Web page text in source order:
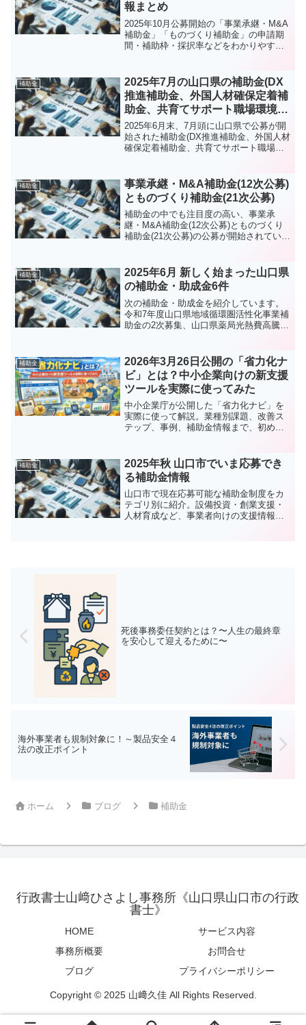
報まとめ
2025年10月公募開始の「事業承継・M&A
補助金」「ものづくり補助金」の申請期
間・補助枠・採択率などをわかりやすく
補助金
2025年7月の山口県の補助金(DX
推進補助金、外国人材確保定着補
助金、共育てサポート職場環境づ
くりサービス創造補助金)
2025年6月末、7月頭に山口県で公募が開
始された補助金(DX推進補助金、外国人材
確保定着補助金、共育てサポート職場環
るものがあれば、お気軽にお問合せくだ
さい。
補助金
事業承継・M&A補助金(12次公募)
とものづくり補助金(21次公募)
補助金の中でも注目度の高い、事業承
継・M&A補助金(12次公募)とものづくり
補助金(21次公募)の公募が開始されていま
す。
補助金
2025年6月 新しく始まった山口県
の補助金・助成金6件
次の補助金・助成金を紹介しています。
令和7年度山口県地域循環圏活性化事業補
助金の2次募集、山口県薬局光熱費高騰対
令和7年度やまぐち中小企業脱炭素化促進
支援事業 炭素生産性向上型補助金、戦
略的海外ビジネス推進助成金、山口県新
卒・第二新卒就職活動応援補助金。
補助金
2026年3月26日公開の「省力化ナ
ビ」とは？中小企業向けの新支援
ツールを実際に使ってみた
中小企業庁が公開した「省力化ナビ」を
実際に使って解説。業種別課題、改善ス
テップ、事例、補助金情報まで、初めて
補助金
2025年秋 山口市でいま応募でき
る補助金情報
山口市で現在応募可能な補助金制度をカ
テゴリ別に紹介。設備投資・創業支援・
人材育成など、事業者向けの支援情報を
死後事務委任契約とは？〜人生の最終章
を安心して迎えるために〜
海外事業者も規制対象に！～製品安全４
法の改正ポイント
ホーム ブログ 補助金
行政書士山﨑ひさよし事務所《山口県山口市の行政
書士》
HOME
サービス内容
事務所概要
お問合せ
ブログ
プライバシーポリシー
Copyright © 2025 山﨑久佳 All Rights Reserved.